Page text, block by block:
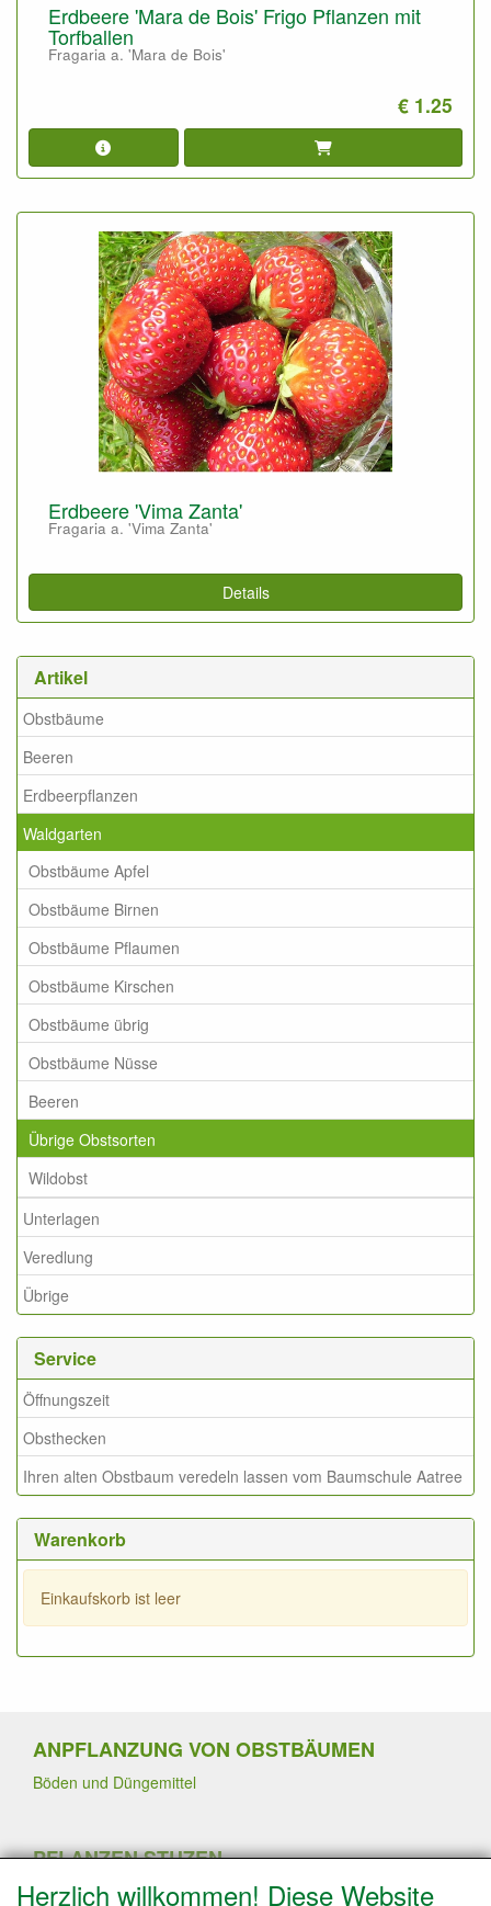
Artikel
Obstbäume
Beeren
Erdbeerpflanzen
Waldgarten
Obstbäume Apfel
Obstbäume Birnen
Obstbäume Pflaumen
Obstbäume Kirschen
Obstbäume übrig
Obstbäume Nüsse
Beeren
Übrige Obstsorten
Wildobst
Unterlagen
Veredlung
Übrige
Service
Öffnungszeit
Obsthecken
Ihren alten Obstbaum veredeln lassen vom Baumschule Aatree
Warenkorb
Einkaufskorb ist leer
Erdbeere 'Mara de Bois' Frigo Pflanzen mit
Torfballen
Fragaria a. 'Mara de Bois'
€ 1.25
Erdbeere 'Vima Zanta'
Fragaria a. 'Vima Zanta'
Details
ANPFLANZUNG VON OBSTBÄUMEN
Böden und Düngemittel
PFLANZEN STUZEN
Sommerschnitt
Herzlich willkommen! Diese Website